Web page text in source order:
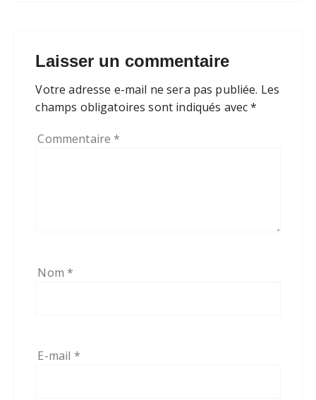
Laisser un commentaire
Votre adresse e-mail ne sera pas publiée. Les
champs obligatoires sont indiqués avec*
Commentaire*
Nom*
E-mail *